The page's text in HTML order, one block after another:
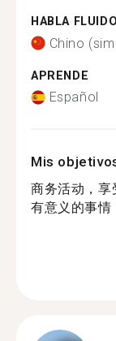
HABLA FLUIDO
Chino
APRENDE
Español
Mis
商务活动，享
有意义的事情